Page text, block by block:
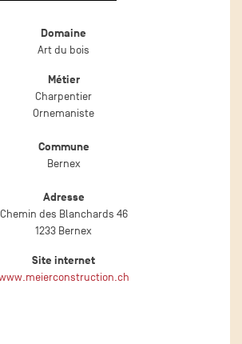
Domaine
Art du bois
Métier
Charpentier
Ornemaniste
Commune
Bernex
Adresse
Chemin des Blanchards 46
1233 Bernex
Site internet